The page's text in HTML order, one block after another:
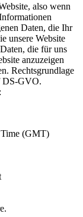
also wenn
Daten, die Ihr
unsere Website
die für uns
anzuzeigen
Rechtsgrundlage
DS-GVO.
(GMT)